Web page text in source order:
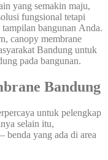
yang semakin maju,
fungsional tetapi
bangunan Anda.
canopy membrane
Bandung untuk
pada bangunan.
Bandung
untuk pelengkap
selain itu,
benda yang ada di area